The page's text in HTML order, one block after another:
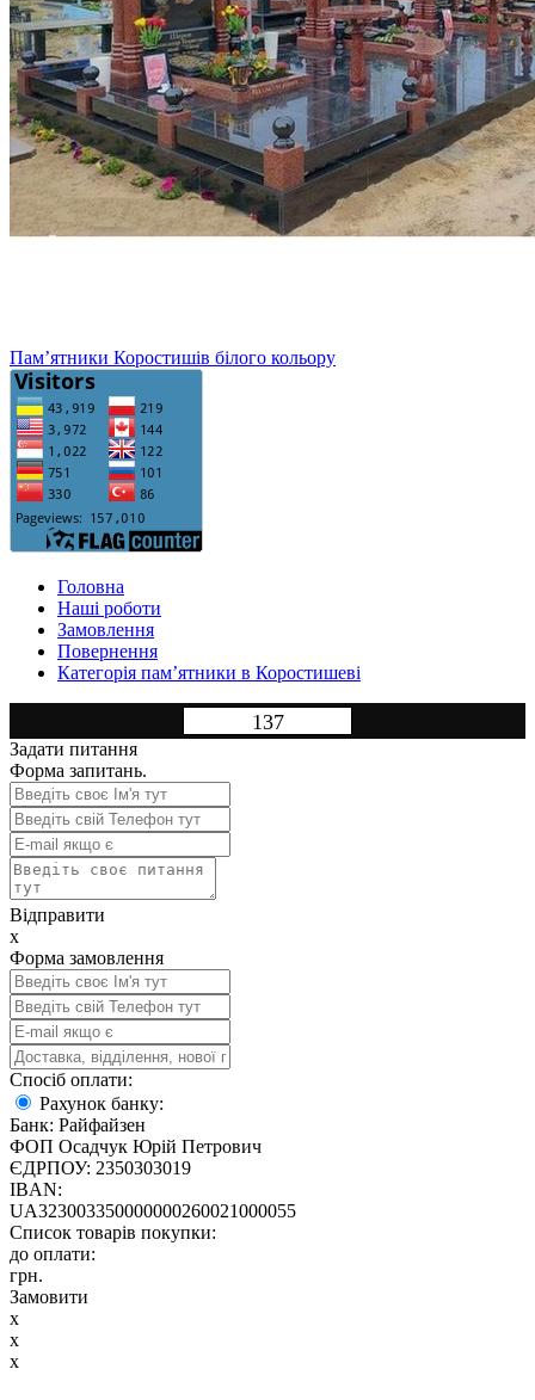
Пам’ятники Коростишів білого кольору
Головна
Нашi роботи
Замовлення
Повернення
Категорія пам’ятники в Коростишеві
137
Задати питання
Форма запитань.
Відправити
x
Форма замовлення
Спосіб оплати:
Рахунок банку:
Банк: Райфайзен
ФОП Осадчук Юрій Петрович
ЄДРПОУ: 2350303019
IBAN:
UA323003350000000260021000055
Список товарів покупки:
до оплати:
грн.
Замовити
x
x
x